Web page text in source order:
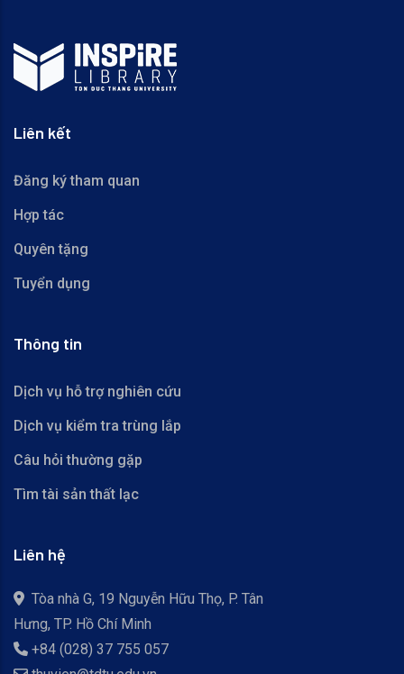
Liên kết
Đăng ký tham quan
Hợp tác
Quyên tặng
Tuyển dụng
Thông tin
Dịch vụ hỗ trợ nghiên cứu
Dịch vụ kiểm tra trùng lắp
Câu hỏi thường gặp
Tìm tài sản thất lạc
Liên hệ
Tòa nhà G, 19 Nguyễn Hữu Thọ, P. Tân
Hưng, TP. Hồ Chí Minh
+84 (028) 37 755 057